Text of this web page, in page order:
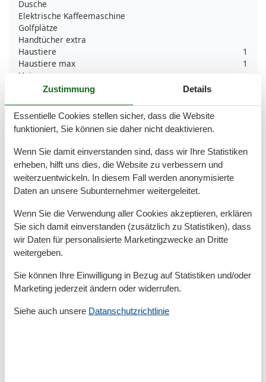
Dusche
Elektrische Kaffeemaschine
Golfplätze
Handtücher extra
Haustiere
1
Haustiere max
1
Heizung
Interieur modern
Kein Einweggeschirr
Kessel
Kinderbetten
Kochnische
Küchentuch
Kühlschrank
Microwelle
Nichtraucher
Parken
Parkplatz privat kostenlos
Rauchmelder
Schwammtuch
Spülmaschinentabs
Terrasse
Zustimmung Details
Essentielle Cookies stellen sicher, dass die Website
funktioniert, Sie können sie daher nicht deaktivieren.
Wenn Sie damit einverstanden sind, dass wir Ihre Statistiken
erheben, hilft uns dies, die Website zu verbessern und
weiterzuentwickeln. In diesem Fall werden anonymisierte
Daten an unsere Subunternehmer weitergeleitet.
Wenn Sie die Verwendung aller Cookies akzeptieren, erklären
Sie sich damit einverstanden (zusätzlich zu Statistiken), dass
wir Daten für personalisierte Marketingzwecke an Dritte
weitergeben.
Sie können Ihre Einwilligung in Bezug auf Statistiken und/oder
Marketing jederzeit ändern oder widerrufen.
Siehe auch unsere Datanschutzrichtlinie